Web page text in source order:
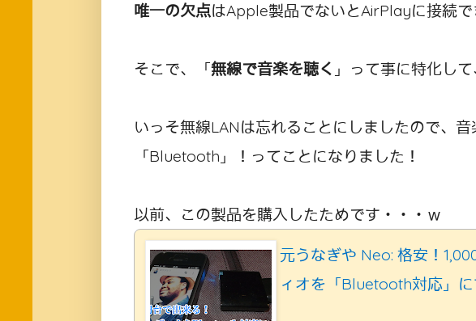
唯一の欠点はApple製品でないとAirPlayに接続で
そこで、「無線で音楽を聴く 」って事に特化し
いっそ無線LANは忘れることにしましたので、
「Bluetooth」！ってことになりました！
以前、この製品を購入したためです・・・ｗ
元うなぎや Neo: 格安！
ィオを「Bluetooth対応」